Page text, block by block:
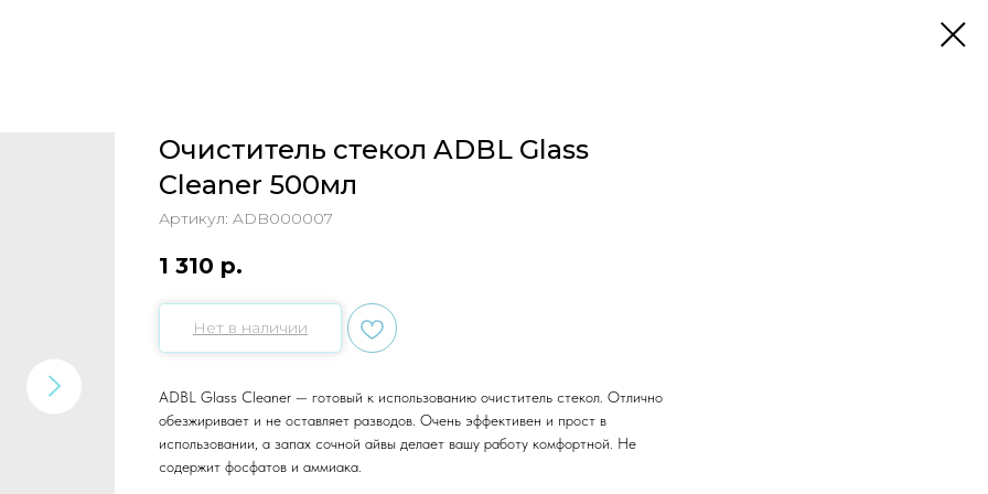
Очиститель стекол ADBL Glass
Cleaner 500мл
Артикул: ADB000007
1 310 р.
Нет в наличии
ADBL Glass Cleaner — готовый к использованию очиститель стекол. Отлично
обезжиривает и не оставляет разводов. Очень эффективен и прост в
использовании, а запах сочной айвы делает вашу работу комфортной. Не
содержит фосфатов и аммиака.